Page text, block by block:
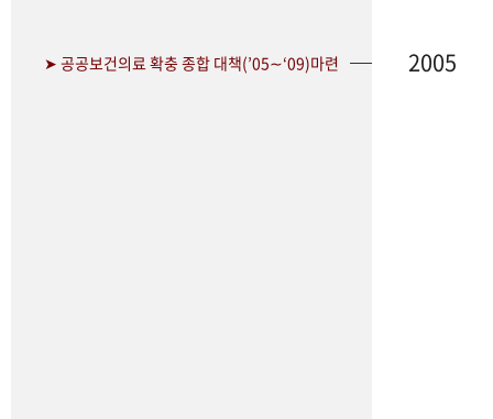
➤ 공공보건의료 확충 종합 대책(’05∼‘09)마련 2005